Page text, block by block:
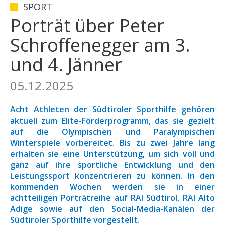
SPORT
Porträt über Peter
Schroffenegger am 3.
und 4. Jänner
05.12.2025
Acht Athleten der Südtiroler Sporthilfe gehören
aktuell zum Elite-Förderprogramm, das sie gezielt
auf die Olympischen und Paralympischen
Winterspiele vorbereitet. Bis zu zwei Jahre lang
erhalten sie eine Unterstützung, um sich voll und
ganz auf ihre sportliche Entwicklung und den
Leistungssport konzentrieren zu können. In den
kommenden Wochen werden sie in einer
achtteiligen Porträtreihe auf RAI Südtirol, RAI Alto
Adige sowie auf den Social-Media-Kanälen der
Südtiroler Sporthilfe vorgestellt.